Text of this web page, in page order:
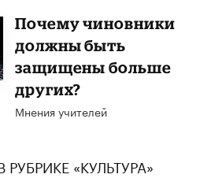
Почему чиновники
должны быть
защищены больше
других?
Мнения учителей
«КУЛЬТУРА»